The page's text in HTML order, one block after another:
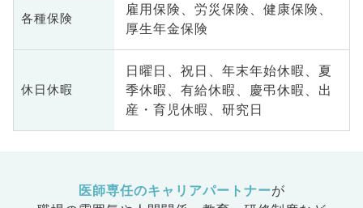
各種保険
雇用保険、労災保険、健康保険、
厚生年金保険
休日休暇
日曜日、祝日、年末年始休暇、夏
季休暇、有給休暇、慶弔休暇、出
産・育児休暇、研究日
医師専任のキャリアパートナーが